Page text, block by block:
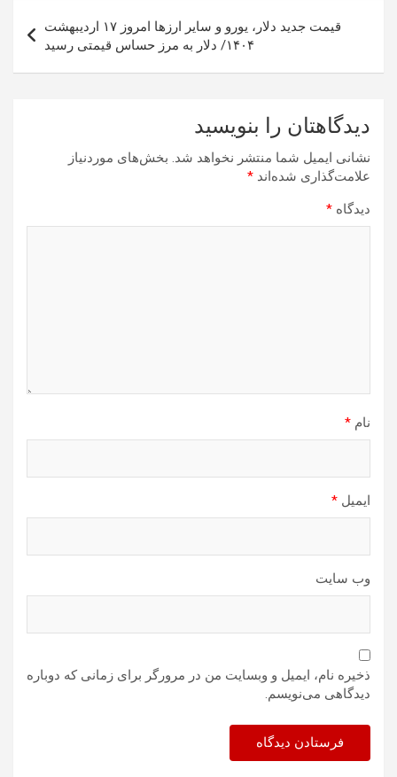
قیمت جدید دلار، یورو و سایر ارزها امروز ۱۷ اردیبهشت
۱۴۰۴/ دلار به مرز حساس قیمتی رسید
دیدگاهتان را بنویسید
نشانی ایمیل شما منتشر نخواهد شد. بخش‌های موردنیاز
علامت‌گذاری شده‌اند *
دیدگاه *
نام *
ایمیل *
وب‌ سایت
ذخیره نام، ایمیل و وبسایت من در مرورگر برای زمانی که دوباره
دیدگاهی می‌نویسم.